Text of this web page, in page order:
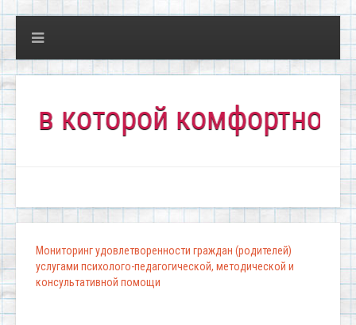
комфортно всем!"
Мониторинг удовлетворенности граждан (родителей)
услугами психолого-педагогической, методической и
консультативной помощи